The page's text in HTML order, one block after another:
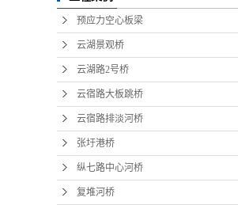
预应力空心板梁
云湖景观桥
云湖路2号桥
云宿路大板跳桥
云宿路排淡河桥
张圩港桥
纵七路中心河桥
复堆河桥